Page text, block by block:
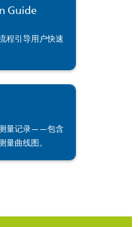
Guide
程引导用户快速
测量记录——包含
量曲线图。